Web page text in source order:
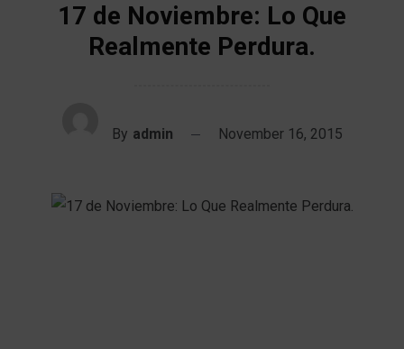
17 de Noviembre: Lo Que
Realmente Perdura.
By admin November 16, 2015